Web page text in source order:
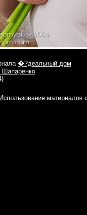
�?деальный дом
Шапаренко
материалов